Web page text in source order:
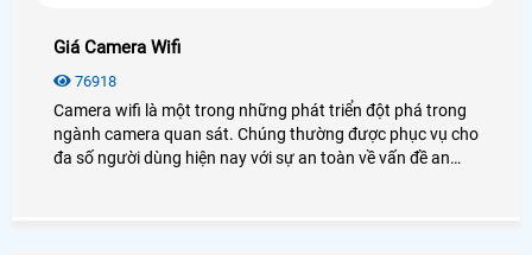
Giá Camera Wifi
76918
Camera wifi là một trong những phát triển đột phá trong
ngành camera quan sát. Chúng thường được phục vụ cho
đa số người dùng hiện nay với sự an toàn về vấn đề an